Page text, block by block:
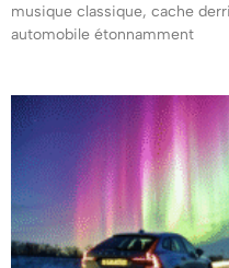
musique classique, cache
automobile étonnamment